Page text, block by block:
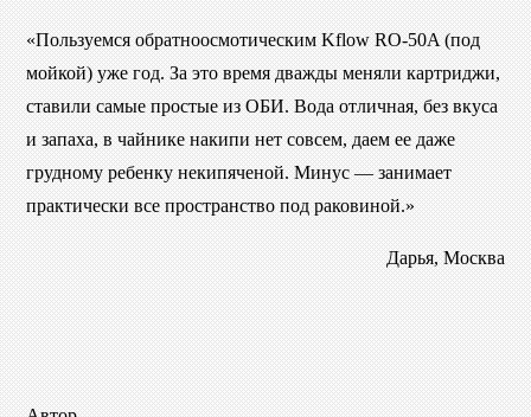
«Пользуемся обратноосмотическим Kflow RO-50A (под
мойкой) уже год. За это время дважды меняли картриджи,
ставили самые простые из ОБИ. Вода отличная, без вкуса
и запаха, в чайнике накипи нет совсем, даем ее даже
грудному ребенку некипяченой. Минус — занимает
практически все пространство под раковиной.»
Дарья, Москва